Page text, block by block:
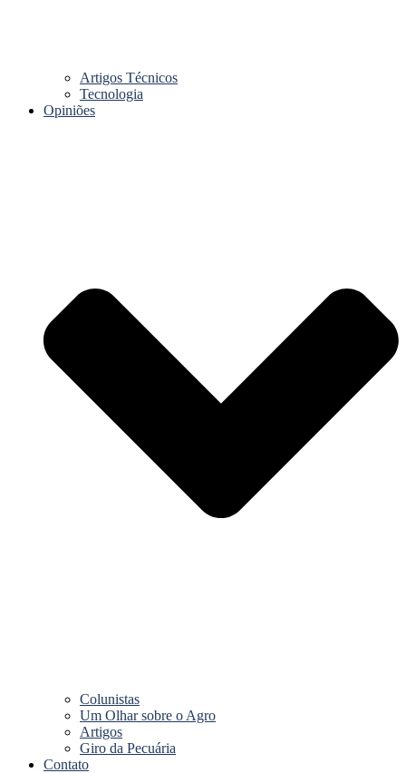
Artigos Técnicos
Tecnologia
Opiniões
Colunistas
Um Olhar sobre o Agro
Artigos
Giro da Pecuária
Contato